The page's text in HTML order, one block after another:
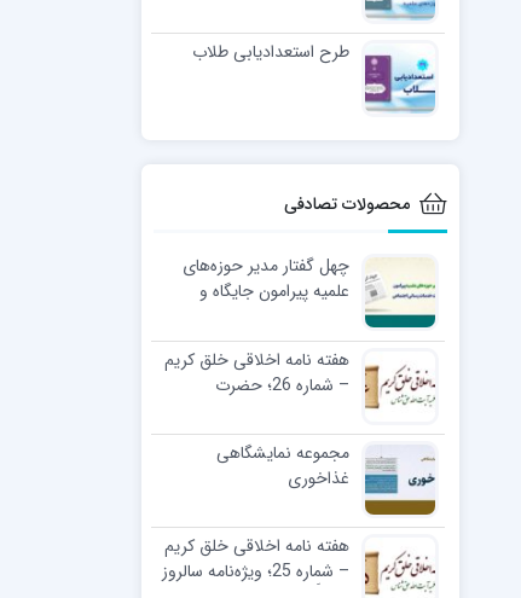
طرح استعدادیابی طلاب
محصولات تصادفی
چهل گفتار مدیر حوزه‌های
علمیه پیرامون جایگاه و
اجتماعی
هفته نامه اخلاقی خلق کریم
– شماره 26؛ حضرت
مجموعه نمایشگاهی
غذاخوری
هفته نامه اخلاقی خلق کریم
– شماره 25؛ ویژه‌نامه سالروز